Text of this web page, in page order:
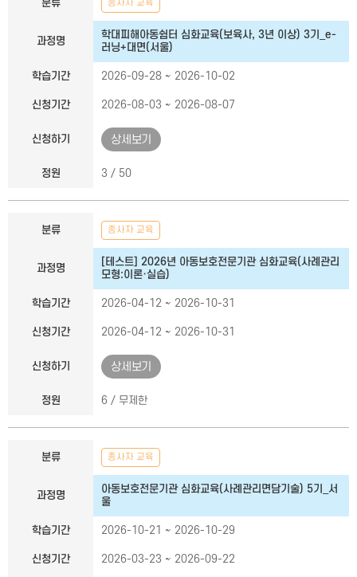
분류 종사자 교육
과정명
학대피해아동쉼터 심화교육(보육사, 3년 이상) 3기_e-
러닝+대면(서울)
학습기간 2026-09-28 ~ 2026-10-02
신청기간 2026-08-03 ~ 2026-08-07
신청하기 상세보기
정원 3 / 50
분류 종사자 교육
과정명
[테스트] 2026년 아동보호전문기관 심화교육(사례관리
모형:이론·실습)
학습기간 2026-04-12 ~ 2026-10-31
신청기간 2026-04-12 ~ 2026-10-31
신청하기 상세보기
정원 6 / 무제한
분류 종사자 교육
과정명
아동보호전문기관 심화교육(사례관리면담기술) 5기_서
울
학습기간 2026-10-21 ~ 2026-10-29
신청기간 2026-03-23 ~ 2026-09-22